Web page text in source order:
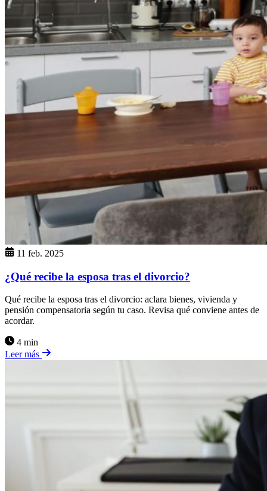
11 feb. 2025
¿Qué recibe la esposa tras el divorcio?
Qué recibe la esposa tras el divorcio: aclara bienes, vivienda y
pensión compensatoria según tu caso. Revisa qué conviene antes de
acordar.
4 min
Leer más